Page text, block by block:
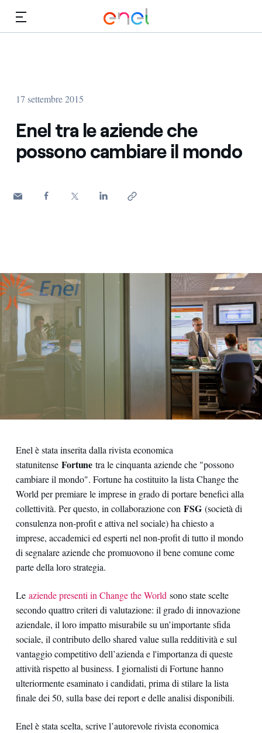
17 settembre 2015
Enel tra le aziende che
possono cambiare il mondo
Enel è stata inserita dalla rivista economica
statunitense Fortune tra le cinquanta aziende che "possono
cambiare il mondo". Fortune ha costituito la lista Change the
World per premiare le imprese in grado di portare benefici alla
collettività. Per questo, in collaborazione con FSG(società di
consulenza non-profit e attiva nel sociale) ha chiesto a
imprese, accademici ed esperti nel non-profit di tutto il mondo
di segnalare aziende che promuovono il bene comune come
parte della loro strategia.
Le aziende presenti in Change the World sono state scelte
secondo quattro criteri di valutazione: il grado di innovazione
aziendale, il loro impatto misurabile su un’importante sfida
sociale, il contributo dello shared value sulla redditività e sul
vantaggio competitivo dell’azienda e l'importanza di queste
attività rispetto al business. I giornalisti di Fortune hanno
ulteriormente esaminato i candidati, prima di stilare la lista
finale dei 50, sulla base dei report e delle analisi disponibili.
Enel è stata scelta, scrive l’autorevole rivista economica